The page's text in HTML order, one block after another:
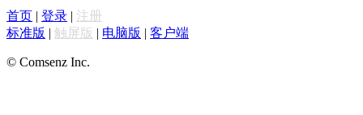
首页 | 登录 | 注册
标准版 | 触屏版 | 电脑版 | 客户端
© Comsenz Inc.